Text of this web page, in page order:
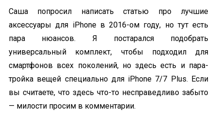
Саша попросил написать статью про лучшие
аксессуары для iPhone в 2016-ом году, но тут есть
пара нюансов. Я постарался подобрать
универсальный комплект, чтобы подходил для
смартфонов всех поколений, но здесь есть и пара-
тройка вещей специально для iPhone 7/7 Plus. Если
вы считаете, что здесь что-то несправедливо забыто
— милости просим в комментарии.